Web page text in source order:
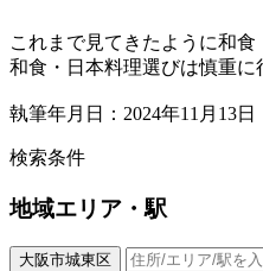
これまで見てきたように和
和食・日本料理選びは慎重に
執筆年月日：2024年11月13日
検索条件
地域エリア・駅
大阪市城東区